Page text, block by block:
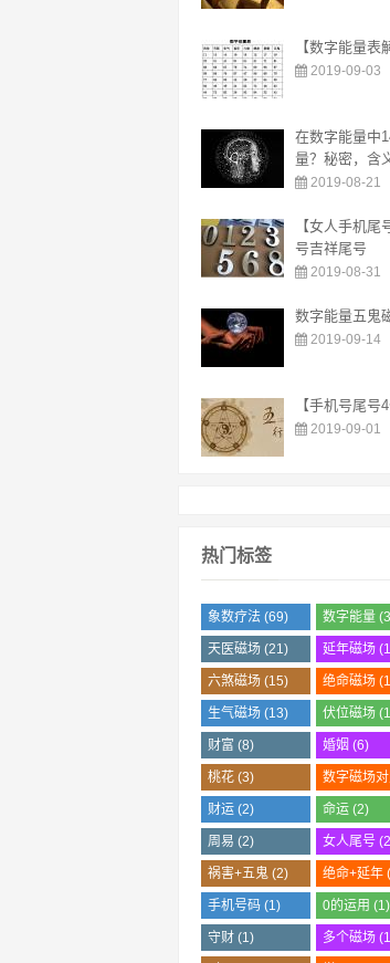
【数字能量表
2019-09-03
在数字能量中
量？秘密，含
2019-08-21
【女人手机
号吉祥尾号
2019-08-31
数字能量五鬼
2019-09-14
【手机号尾号
2019-09-01
热门标签
象数疗法 (69) 数字能量
天医磁场 (21) 延年磁场
六煞磁场 (15) 绝命磁场
生气磁场 (13) 伏位磁场
财富 (8) 婚姻 (6)
桃花 (3)
数字磁场
(2)
财运 (2) 命运(2)
周易 (2) 女人尾号
祸害+五鬼 (2) 绝命+延年
手机号码 (1) 0的运用 (1)
守财 (1) 多个磁场